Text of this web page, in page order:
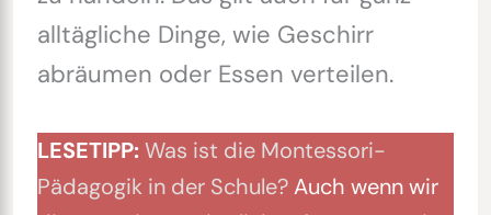
alltägliche Dinge, wie Geschirr
abräumen oder Essen verteilen.
LESETIPP: Was ist die Montessori-
Pädagogik in der Schule?Auch wenn wir